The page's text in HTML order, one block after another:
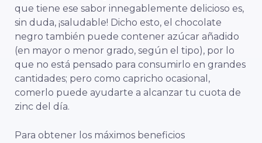
que tiene ese sabor innegablemente delicioso es,
sin duda, ¡saludable! Dicho esto, el chocolate
negro también puede contener azúcar añadido
(en mayor o menor grado, según el tipo), por lo
que no está pensado para consumirlo en grandes
cantidades; pero como capricho ocasional,
comerlo puede ayudarte a alcanzar tu cuota de
zinc del día.
Para obtener los máximos beneficios